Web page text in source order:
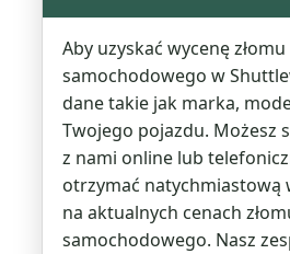
Aby uzyskać wycenę złomu
samochodowego w
dane takie jak marka,
Twojego pojazdu. Możesz
z nami online lub
otrzymać natychmiastową
na aktualnych cenach
samochodowego. Nasz